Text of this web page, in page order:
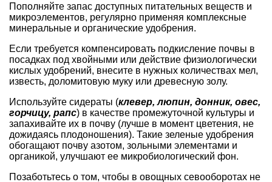
Пополняйте запас доступных питательных веществ и
микроэлементов, регулярно применяя комплексные
минеральные и органические удобрения.
Если требуется компенсировать подкисление почвы в
посадках под хвойными или действие физиологически
кислых удобрений, внесите в нужных количествах мел,
известь, доломитовую муку или древесную золу.
Используйте сидераты (клевер, люпин, донник, овес,
горчицу, рапс) в качестве промежуточной культуры и
запахивайте их в почву (лучше в момент цветения, не
дожидаясь плодоношения). Такие зеленые удобрения
обогащают почву азотом, зольными элементами и
органикой, улучшают ее микробиологический фон.
Позаботьтесь о том, чтобы в овощных севооборотах не